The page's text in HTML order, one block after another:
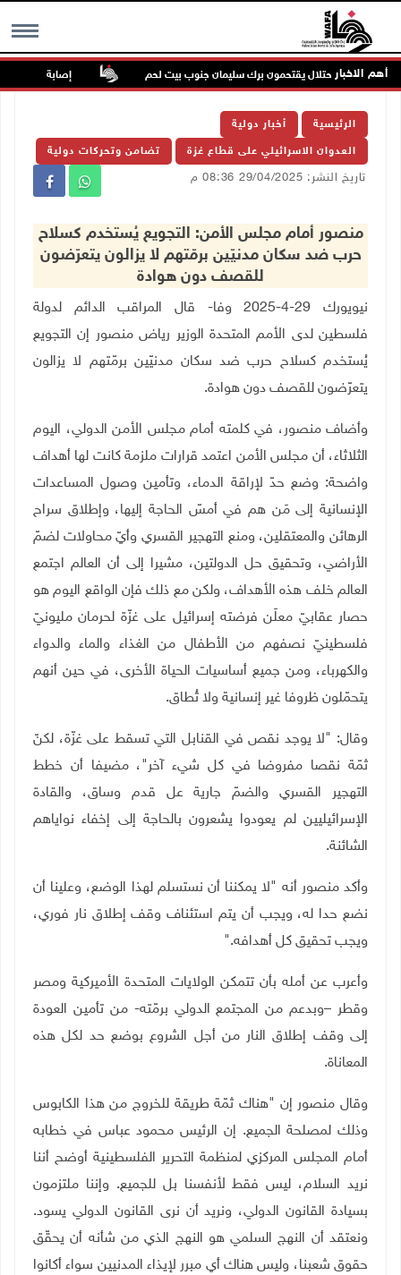
MENU أهم الاخبار
قوات الاحتلال يقتحمون برك سليمان جنوب بيت لحم إصابة مسن بجروح
الرئيسية أخبار دولية
العدوان الاسرائيلي على قطاع غزة تضامن وتحركات دولية
تاريخ النشر: 29/04/2025 08:36 م
منصور أمام مجلس الأمن: التجويع يُستخدم كسلاح
حرب ضد سكان مدنيّين برمّتهم لا يزالون يتعرّضون
للقصف دون هوادة
نيويورك 29-4-2025 وفا- قال المراقب الدائم لدولة
فلسطين لدى الأمم المتحدة الوزير رياض منصور إن التجويع
يُستخدم كسلاح حرب ضد سكان مدنيّين برمّتهم لا يزالون
يتعرّضون للقصف دون هوادة.
وأضاف منصور، في كلمته أمام مجلس الأمن الدولي، اليوم
الثلاثاء، أن مجلس الأمن اعتمد قرارات ملزمة كانت لها أهداف
واضحة: وضع حدّ لإراقة الدماء، وتأمين وصول المساعدات
الإنسانية إلى مَن هم في أمسّ الحاجة إليها، وإطلاق سراح
الرهائن والمعتقلين، ومنع التهجير القسري وأيّ محاولات لضمّ
الأراضي، وتحقيق حل الدولتين، مشيرا إلى أن العالم اجتمع
العالم خلف هذه الأهداف، ولكن مع ذلك فإن الواقع اليوم هو
حصار عقابيّ معلَن فرضته إسرائيل على غزّة لحرمان مليونيّ
فلسطينيّ نصفهم من الأطفال من الغذاء والماء والدواء
والكهرباء، ومن جميع أساسيات الحياة الأخرى، في حين أنهم
يتحمّلون ظروفا غير إنسانية ولا تُطاق.
وقال: "لا يوجد نقص في القنابل التي تسقط على غزّة، لكنّ
ثمّة نقصا مفروضا في كل شيء آخر"، مضيفا أن خطط
التهجير القسري والضمّ جارية عل قدم وساق، والقادة
الإسرائيليين لم يعودوا يشعرون بالحاجة إلى إخفاء نواياهم
الشائنة.
وأكد منصور أنه "لا يمكننا أن نستسلم لهذا الوضع، وعلينا أن
نضع حدا له، ويجب أن يتم استئناف وقف إطلاق نار فوري،
ويجب تحقيق كل أهدافه".
وأعرب عن أمله بأن تتمكن الولايات المتحدة الأميركية ومصر
وقطر –وبدعم من المجتمع الدولي برمّته- من تأمين العودة
إلى وقف إطلاق النار من أجل الشروع بوضع حد لكل هذه
المعاناة.
وقال منصور إن "هناك ثمّة طريقة للخروج من هذا الكابوس
وذلك لمصلحة الجميع. إن الرئيس محمود عباس في خطابه
أمام المجلس المركزي لمنظمة التحرير الفلسطينية أوضح أننا
نريد السلام، ليس فقط لأنفسنا بل للجميع. وإننا ملتزمون
بسيادة القانون الدولي، ونريد أن نرى القانون الدولي يسود.
ونعتقد أن النهج السلمي هو النهج الذي من شأنه أن يحقّق
حقوق شعبنا، وليس هناك أي مبرر لإيذاء المدنيين سواء أكانوا